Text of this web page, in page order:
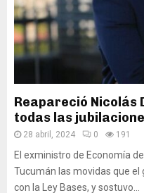
Reapareció Nicolás
todas las
28 abril, 2024 0 191
El exministro de Economía
Tucumán las movidas que
con la Ley Bases, y sostuvo...